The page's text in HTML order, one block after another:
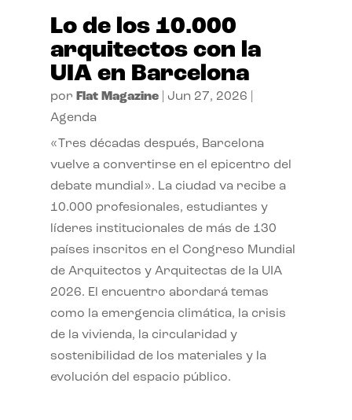
Lo de los 10.000
arquitectos con la
UIA en Barcelona
por Flat Magazine| Jun 27, 2026
Agenda
«Tres décadas después, Barcelona
vuelve a convertirse en el epicentro del
debate mundial». La ciudad va recibe a
10.000 profesionales, estudiantes y
líderes institucionales de más de 130
países inscritos en el Congreso Mundial
de Arquitectos y Arquitectas de la UIA
2026. El encuentro abordará temas
como la emergencia climática, la crisis
de la vivienda, la circularidad y
sostenibilidad de los materiales y la
evolución del espacio público.